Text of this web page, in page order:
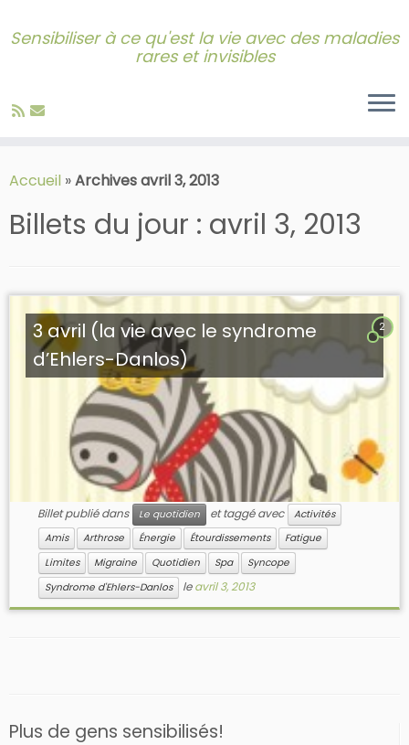
to
Sensibiliser à ce qu'est la vie avec des maladies
rares et invisibles
Accueil »Archives avril 3, 2013
Billets du jour : avril 3, 2013
2
3 avril (la vie avec le syndrome
d’Ehlers-Danlos)
Billet publié dans Le quotidien et taggé avec
Activités
Amis
Arthrose Énergie Étourdissements
Fatigue
Limites
Migraine Quotidien Spa
Syncope
Syndrome d'Ehlers-Danlos
leavril 3, 2013
Plus de gens sensibilisés!